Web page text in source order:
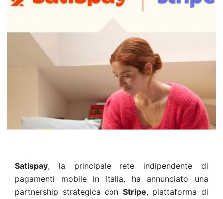
Satispay, la principale rete indipendente di
pagamenti mobile in Italia, ha annunciato una
partnership strategica con Stripe, piattaforma di